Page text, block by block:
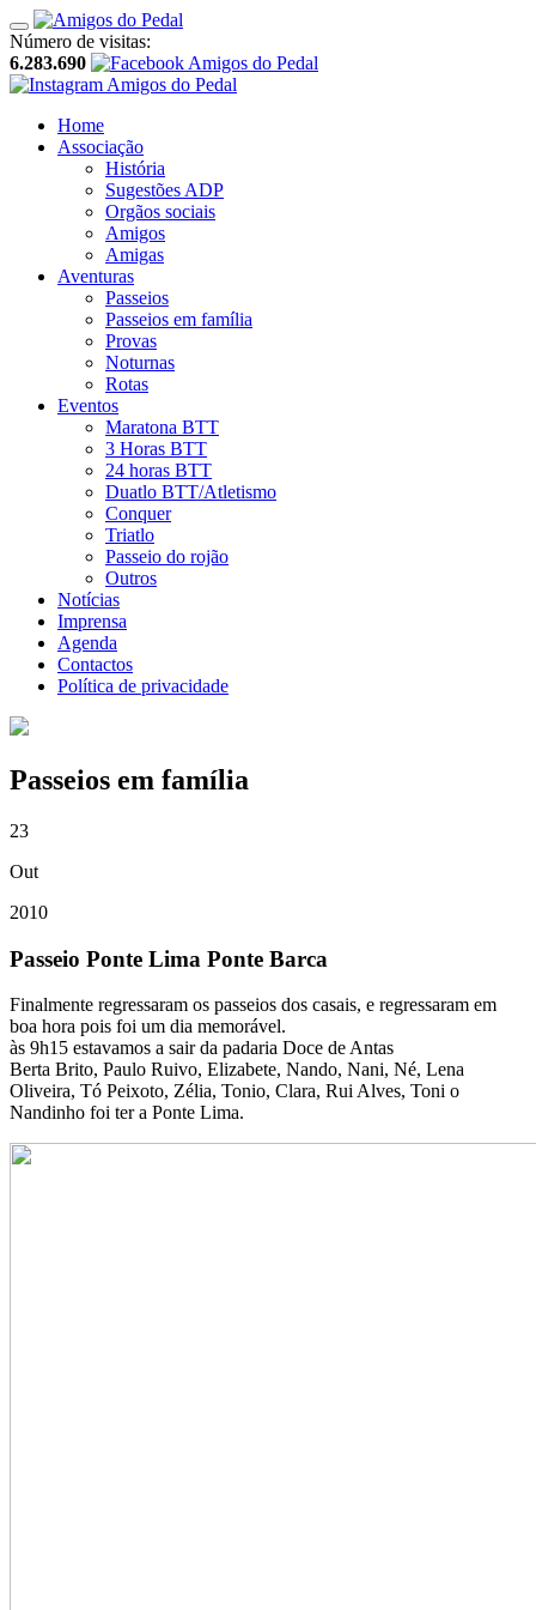
Número de visitas:
6.283.690
Home
Associação
História
Sugestões ADP
Orgãos sociais
Amigos
Amigas
Aventuras
Passeios
Passeios em família
Provas
Noturnas
Rotas
Eventos
Maratona BTT
3 Horas BTT
24 horas BTT
Duatlo BTT/Atletismo
Conquer
Triatlo
Passeio do rojão
Outros
Notícias
Imprensa
Agenda
Contactos
Política de privacidade
Passeios em família
23
Out
2010
Passeio Ponte Lima Ponte Barca
Finalmente regressaram os passeios dos casais, e regressaram em
boa hora pois foi um dia memorável.
às 9h15 estavamos a sair da padaria Doce de Antas
Berta Brito, Paulo Ruivo, Elizabete, Nando, Nani, Né, Lena
Oliveira, Tó Peixoto, Zélia, Tonio, Clara, Rui Alves, Toni o
Nandinho foi ter a Ponte Lima.